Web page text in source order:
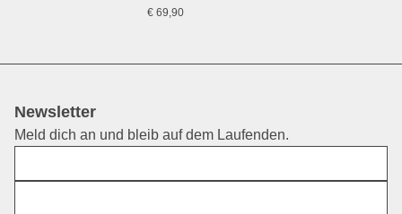
€ 69,90
Newsletter
Meld dich an und bleib auf dem Laufenden.